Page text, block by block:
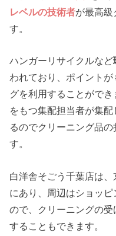
レベルの技術者が最高級
す。
ハンガーリサイクルなど
われており、ポイント
グを利用することがで
をもつ集配担当者が集
るのでクリーニング品
す。
白洋舎そごう千葉店は
にあり、周辺はショッ
ので、クリーニングの
することもできます。